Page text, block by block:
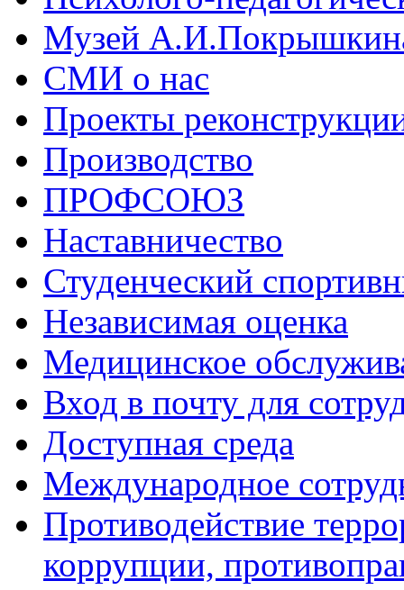
Музей
СМИ о нас
Проекты
Производство
ПРОФСОЮЗ
Наставничество
Студенческий
Независимая оценка
Медицинское
Вход в почту для
Доступная среда
Международное
Противодействие
коррупции,